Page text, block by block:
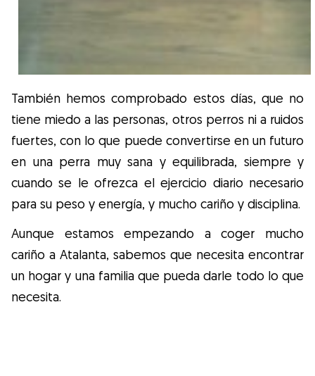
También hemos comprobado estos días, que no
tiene miedo a las personas, otros perros ni a ruidos
fuertes, con lo que puede convertirse en un futuro
en una perra muy sana y equilibrada, siempre y
cuando se le ofrezca el ejercicio diario necesario
para su peso y energía, y mucho cariño y disciplina.
Aunque estamos empezando a coger mucho
cariño a Atalanta, sabemos que necesita encontrar
un hogar y una familia que pueda darle todo lo que
necesita.